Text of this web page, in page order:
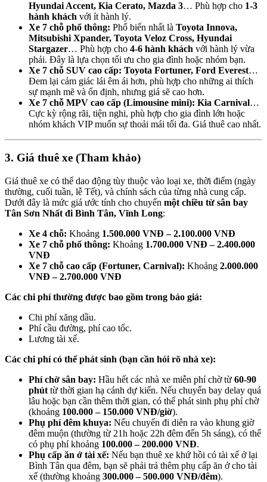
Hyundai Accent, Kia Cerato, Mazda 3… Phù hợp cho 1-3
hành khách với ít hành lý.
Xe 7 chỗ phổ thông: Phổ biến nhất là Toyota Innova,
Mitsubishi Xpander, Toyota Veloz Cross, Hyundai
Stargazer… Phù hợp cho 4-6 hành khách với hành lý vừa
phải. Đây là lựa chọn tối ưu cho gia đình hoặc nhóm bạn.
Xe 7 chỗ SUV cao cấp: Toyota Fortuner, Ford Everest…
Đem lại cảm giác lái êm ái hơn, phù hợp cho những ai thích
sự mạnh mẽ và ổn định, nhưng giá sẽ cao hơn.
Xe 7 chỗ MPV cao cấp (Limousine mini): Kia Carnival…
Cực kỳ rộng rãi, tiện nghi, phù hợp cho gia đình lớn hoặc
nhóm khách VIP muốn sự thoải mái tối đa. Giá thuê cao nhất.
3. Giá thuê xe (Tham khảo)
Giá thuê xe có thể dao động tùy thuộc vào loại xe, thời điểm (ngày
thường, cuối tuần, lễ Tết), và chính sách của từng nhà cung cấp.
Dưới đây là mức giá ước tính cho chuyến một chiều từ sân bay
Tân Sơn Nhất đi Bình Tân, Vĩnh Long:
Xe 4 chỗ: Khoảng 1.500.000 VNĐ – 2.100.000 VNĐ
Xe 7 chỗ phổ thông: Khoảng 1.700.000 VNĐ – 2.400.000
VNĐ
Xe 7 chỗ cao cấp (Fortuner, Carnival): Khoảng 2.000.000
VNĐ – 2.700.000 VNĐ
Các chi phí thường được bao gồm trong báo giá:
Chi phí xăng dầu.
Phí cầu đường, phí cao tốc.
Lương tài xế.
Các chi phí có thể phát sinh (bạn cần hỏi rõ nhà xe):
Phí chờ sân bay: Hầu hết các nhà xe miễn phí chờ từ 60-90
phút từ thời gian hạ cánh dự kiến. Nếu chuyến bay delay quá
lâu hoặc bạn cần thêm thời gian, có thể phát sinh phụ phí chờ
(khoảng 100.000 – 150.000 VNĐ/giờ).
Phụ phí đêm khuya: Nếu chuyến đi diễn ra vào khung giờ
đêm muộn (thường từ 21h hoặc 22h đêm đến 5h sáng), có thể
có phụ phí khoảng 100.000 – 200.000 VNĐ.
Phụ cấp ăn ở tài xế: Nếu bạn thuê xe khứ hồi có tài xế ở lại
Bình Tân qua đêm, bạn sẽ phải trả thêm phụ cấp ăn ở cho tài
xế (thường khoảng 300.000 – 500.000 VNĐ/đêm).